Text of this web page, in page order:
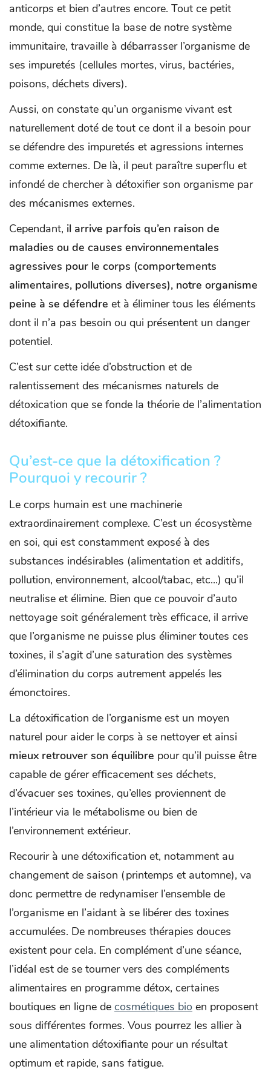
anticorps et bien d’autres encore. Tout ce petit
monde, qui constitue la base de notre système
immunitaire, travaille à débarrasser l’organisme de
ses impuretés (cellules mortes, virus, bactéries,
poisons, déchets divers).
Aussi, on constate qu’un organisme vivant est
naturellement doté de tout ce dont il a besoin pour
se défendre des impuretés et agressions internes
comme externes. De là, il peut paraître superflu et
infondé de chercher à détoxifier son organisme par
des mécanismes externes.
Cependant, il arrive parfois qu’en raison de
maladies ou de causes environnementales
agressives pour le corps (comportements
alimentaires, pollutions diverses), notre organisme
peine à se défendre et à éliminer tous les éléments
dont il n’a pas besoin ou qui présentent un danger
potentiel.
C’est sur cette idée d’obstruction et de
ralentissement des mécanismes naturels de
détoxication que se fonde la théorie de l’alimentation
détoxifiante.
Qu’est-ce que la détoxification ?
Pourquoi y recourir ?
Le corps humain est une machinerie
extraordinairement complexe. C’est un écosystème
en soi, qui est constamment exposé à des
substances indésirables (alimentation et additifs,
pollution, environnement, alcool/tabac, etc...) qu’il
neutralise et élimine. Bien que ce pouvoir d’auto
nettoyage soit généralement très efficace, il arrive
que l’organisme ne puisse plus éliminer toutes ces
toxines, il s’agit d’une saturation des systèmes
d’élimination du corps autrement appelés les
émonctoires.
La détoxification de l’organisme est un moyen
naturel pour aider le corps à se nettoyer et ainsi
mieux retrouver son équilibre pour qu’il puisse être
capable de gérer efficacement ses déchets,
d’évacuer ses toxines, qu’elles proviennent de
l’intérieur via le métabolisme ou bien de
l’environnement extérieur.
Recourir à une détoxification et, notamment au
changement de saison (printemps et automne), va
donc permettre de redynamiser l’ensemble de
l’organisme en l’aidant à se libérer des toxines
accumulées. De nombreuses thérapies douces
existent pour cela. En complément d’une séance,
l’idéal est de se tourner vers des compléments
alimentaires en programme détox, certaines
boutiques en ligne de cosmétiques bio en proposent
sous différentes formes. Vous pourrez les allier à
une alimentation détoxifiante pour un résultat
optimum et rapide, sans fatigue.